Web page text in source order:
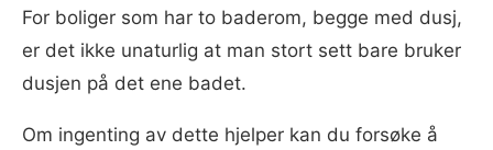
For boliger som har to baderom, begge med dusj,
er det ikke unaturlig at man stort sett bare bruker
dusjen på det ene badet.
Om ingenting av dette hjelper kan du forsøke å